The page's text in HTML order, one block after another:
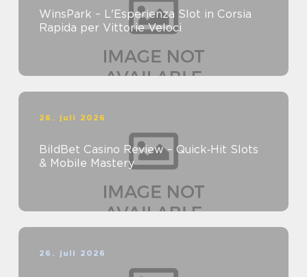
WinsPark – L'Esperienza Slot in Corsia
Rapida per Vittorie Veloci
26. juli 2026
BildBet Casino Review – Quick‑Hit Slots
& Mobile Mastery
26. juli 2026